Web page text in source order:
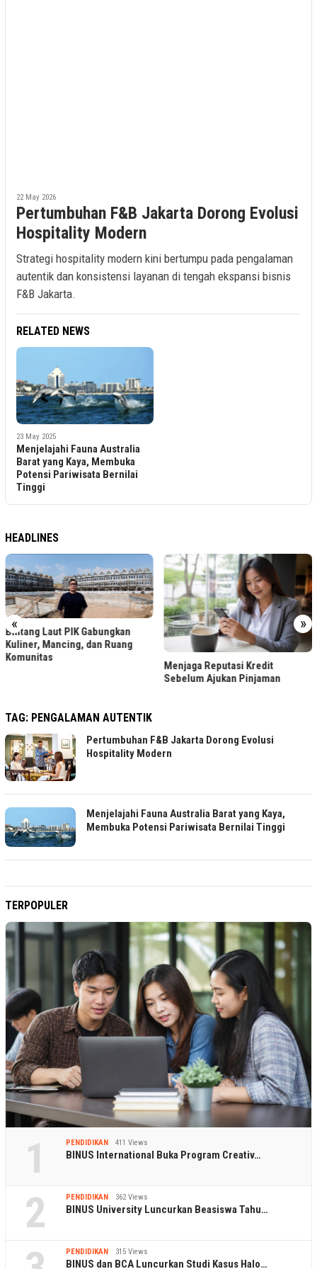
22 May 2026
Pertumbuhan F&B Jakarta Dorong Evolusi
Hospitality Modern
Strategi hospitality modern kini bertumpu pada pengalaman
autentik dan konsistensi layanan di tengah ekspansi bisnis
F&B Jakarta.
RELATED NEWS
23 May 2025
Menjelajahi Fauna Australia
Barat yang Kaya, Membuka
Potensi Pariwisata Bernilai
Tinggi
HEADLINES
« »
Bintang Laut PIK Gabungkan
Kuliner, Mancing, dan Ruang
Komunitas
Menjaga Reputasi Kredit
Sebelum Ajukan Pinjaman
TAG: PENGALAMAN AUTENTIK
Pertumbuhan F&B Jakarta Dorong Evolusi
Hospitality Modern
Menjelajahi Fauna Australia Barat yang Kaya,
Membuka Potensi Pariwisata Bernilai Tinggi
TERPOPULER
1 PENDIDIKAN 411 Views
BINUS International Buka Program Creativ…
2 PENDIDIKAN 362 Views
BINUS University Luncurkan Beasiswa Tahu…
PENDIDIKAN 315 Views
BINUS dan BCA Luncurkan Studi Kasus Halo…